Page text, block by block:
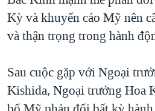
Kỳ và khuyến cáo Mỹ nên
và thận trọng trong hành
Sau cuộc gặp với Ngoại
Kishida, Ngoại trưởng Hoa